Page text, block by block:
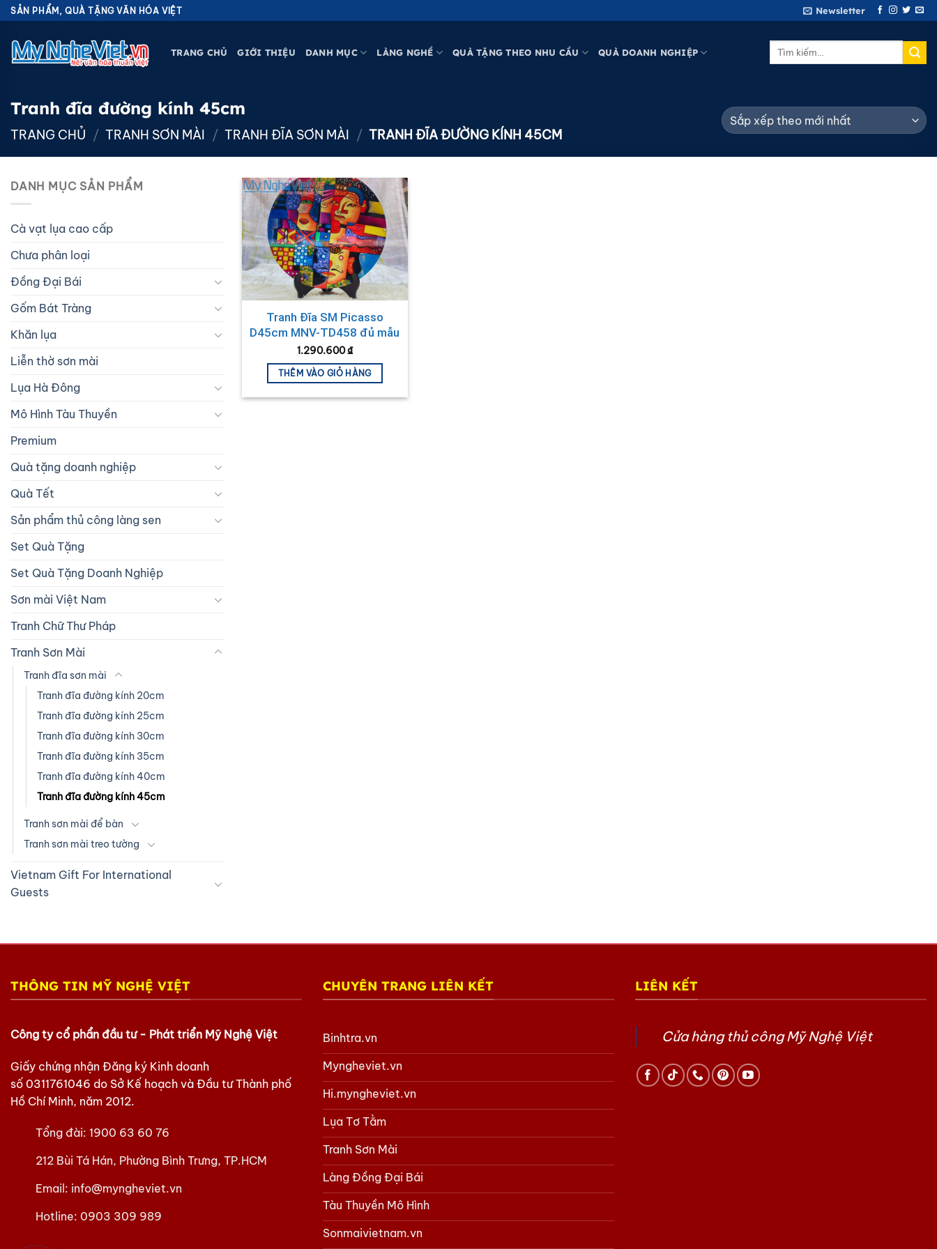
Bỏ
qua
nội
dung
SẢN PHẨM, QUÀ TẶNG VĂN HÓA VIỆT Newsletter
TRANG CHỦ GIỚI THIỆU DANH MỤC LÀNG NGHỀ QUÀ TẶNG THEO NHU CẦU QUÀ DOANH NGHIỆP
Tìm
Tranh đĩa đường kính 45cm
TRANG CHỦ / TRANH SƠN MÀI / TRANH ĐĨA SƠN MÀI / TRANH ĐĨA ĐƯỜNG KÍNH 45CM
DANH MỤC SẢN PHẨM
Cà vạt lụa cao cấp
Chưa phân loại
Đồng Đại Bái
Gốm Bát Tràng
Khăn lụa
Liễn thờ sơn mài
Lụa Hà Đông
Mô Hình Tàu Thuyền
Premium
Quà tặng doanh nghiệp
Quà Tết
Sản phẩm thủ công làng sen
Set Quà Tặng
Set Quà Tặng Doanh Nghiệp
Sơn mài Việt Nam
Tranh Chữ Thư Pháp
Tranh Sơn Mài
Tranh đĩa sơn mài
Tranh đĩa đường kính 20cm
Tranh đĩa đường kính 25cm
Tranh đĩa đường kính 30cm
Tranh đĩa đường kính 35cm
Tranh đĩa đường kính 40cm
Tranh đĩa đường kính 45cm
Tranh sơn mài để bàn
Tranh sơn mài treo tường
Vietnam Gift For International
Guests
Tranh Đĩa SM Picasso
D45cm MNV-TD458 đủ mẫu
1.290.600₫
THÊM VÀO GIỎ HÀNG
THÔNG TIN MỸ NGHỆ VIỆT
Công ty cổ phẩn đầu tư - Phát triển Mỹ Nghệ Việt
Giấy chứng nhận Đăng ký Kinh doanh
số 0311761046 do Sở Kế hoạch và Đầu tư Thành phố
Hồ Chí Minh, năm 2012.
Tổng đài: 1900 63 60 76
212 Bùi Tá Hán, Phường Bình Trưng, TP.HCM
Email: info@myngheviet.vn
Hotline: 0903 309 989
CHUYÊN TRANG LIÊN KẾT
Binhtra.vn
Myngheviet.vn
Hi.myngheviet.vn
Lụa Tơ Tằm
Tranh Sơn Mài
Làng Đồng Đại Bái
Tàu Thuyền Mô Hình
Sonmaivietnam.vn
LIÊN KẾT
Cửa hàng thủ công Mỹ Nghệ Việt